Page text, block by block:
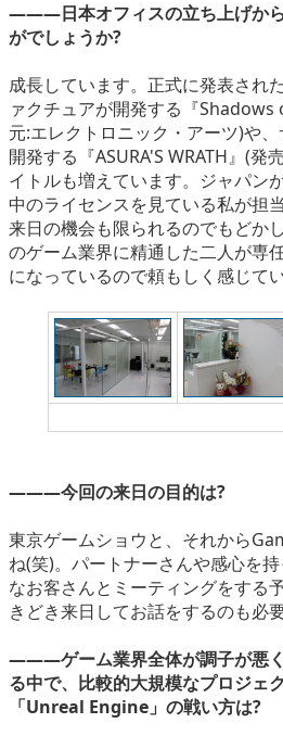
―――日本オフィスの立ち上げか
がでしょうか?
成長しています。正式に発表され
ァクチュアが開発する『
元:エレクトロニック・アーツ)や
開発する『ASURA'S WRATH』(発
イトルも増えています。ジャパン
中のライセンスを見ている私が担
来日の機会も限られるのでもどか
のゲーム業界に精通した二人が専
になっているので頼もしく感じてい
―――今回の来日の目的は?
東京ゲームショウと、それから
ね(笑)。パートナーさんや感心を
なお客さんとミーティングをする
きどき来日してお話をするのも必
―――ゲーム業界全体が調子が悪
る中で、比較的大規模なプロジェ
「Unreal Engine」の戦い方は?